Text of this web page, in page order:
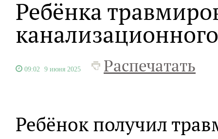
Ребёнка
09:02 9 июня 2025 Распечатать
Ребёнок получил